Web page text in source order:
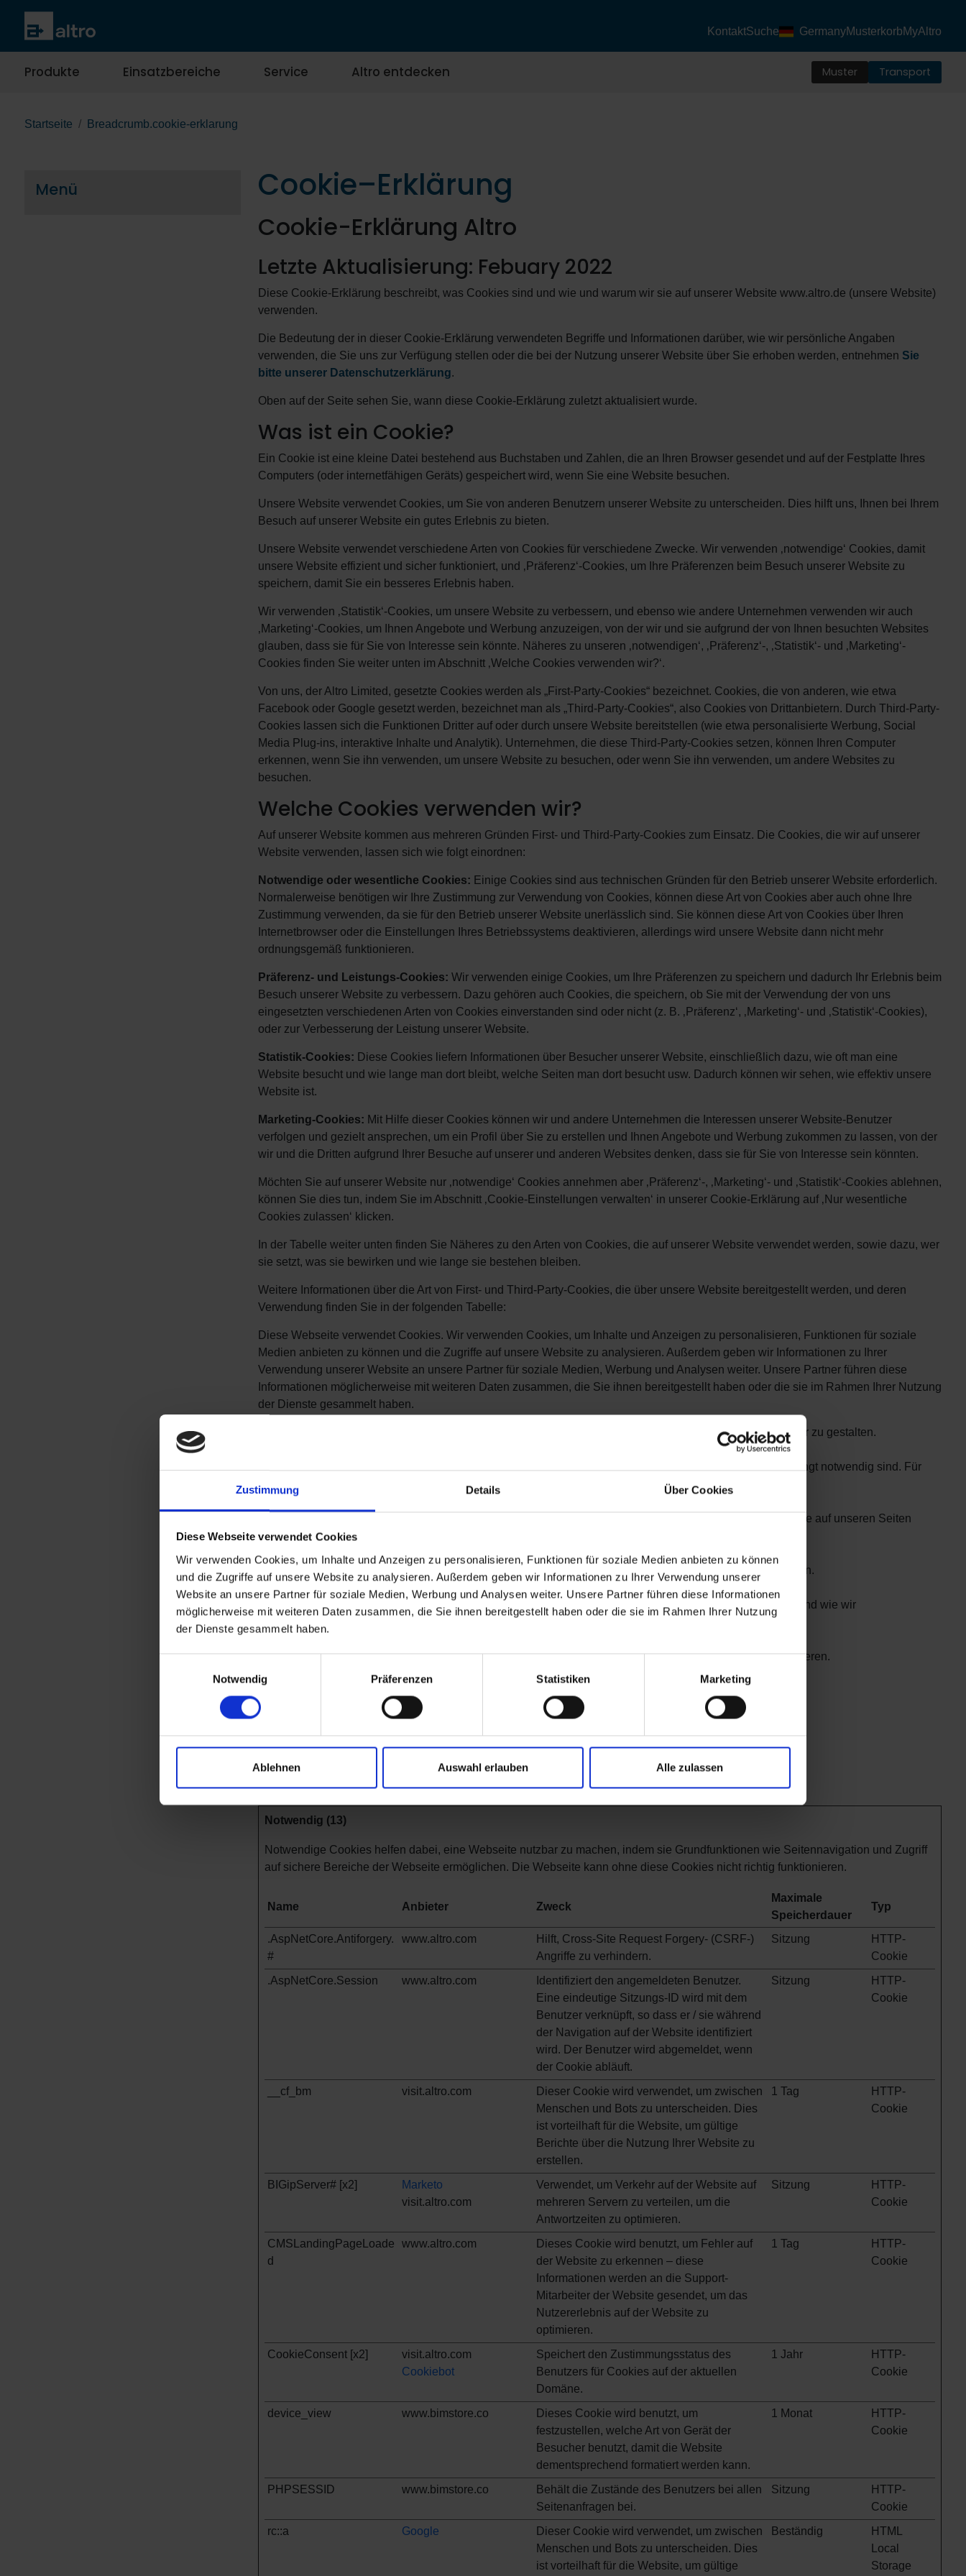
Zustimmung Details Über Cookies
Diese Webseite verwendet Cookies
Wir verwenden Cookies, um Inhalte und Anzeigen zu personalisieren, Funktionen für soziale Medien anbieten zu können
und die Zugriffe auf unsere Website zu analysieren. Außerdem geben wir Informationen zu Ihrer Verwendung unserer
Website an unsere Partner für soziale Medien, Werbung und Analysen weiter. Unsere Partner führen diese Informationen
möglicherweise mit weiteren Daten zusammen, die Sie ihnen bereitgestellt haben oder die sie im Rahmen Ihrer Nutzung
der Dienste gesammelt haben.
Notwendig
Präferenzen Statistiken Marketing
Ablehnen Auswahl erlauben Alle zulassen
KontaktSuche GermanyMusterkorbMyAltro
Produkte Einsatzbereiche Service Altro entdecken Muster Transport
Startseite Breadcrumb.cookie-erklarung
Menü Cookie–Erklärung
Cookie-Erklärung Altro
Letzte Aktualisierung: Febuary 2022
Diese Cookie-Erklärung beschreibt, was Cookies sind und wie und warum wir sie auf unserer Website www.altro.de (unsere Website)
verwenden.
Die Bedeutung der in dieser Cookie-Erklärung verwendeten Begriffe und Informationen darüber, wie wir persönliche Angaben
verwenden, die Sie uns zur Verfügung stellen oder die bei der Nutzung unserer Website über Sie erhoben werden, entnehmen Sie
bitte unserer Datenschutzerklärung.
Oben auf der Seite sehen Sie, wann diese Cookie-Erklärung zuletzt aktualisiert wurde.
Was ist ein Cookie?
Ein Cookie ist eine kleine Datei bestehend aus Buchstaben und Zahlen, die an Ihren Browser gesendet und auf der Festplatte Ihres
Computers (oder internetfähigen Geräts) gespeichert wird, wenn Sie eine Website besuchen.
Unsere Website verwendet Cookies, um Sie von anderen Benutzern unserer Website zu unterscheiden. Dies hilft uns, Ihnen bei Ihrem
Besuch auf unserer Website ein gutes Erlebnis zu bieten.
Unsere Website verwendet verschiedene Arten von Cookies für verschiedene Zwecke. Wir verwenden ‚notwendige‘ Cookies, damit
unsere Website effizient und sicher funktioniert, und ‚Präferenz‘-Cookies, um Ihre Präferenzen beim Besuch unserer Website zu
speichern, damit Sie ein besseres Erlebnis haben.
Wir verwenden ‚Statistik‘-Cookies, um unsere Website zu verbessern, und ebenso wie andere Unternehmen verwenden wir auch
‚Marketing‘-Cookies, um Ihnen Angebote und Werbung anzuzeigen, von der wir und sie aufgrund der von Ihnen besuchten Websites
glauben, dass sie für Sie von Interesse sein könnte. Näheres zu unseren ‚notwendigen‘, ‚Präferenz‘-, ‚Statistik‘- und ‚Marketing‘-
Cookies finden Sie weiter unten im Abschnitt ‚Welche Cookies verwenden wir?‘.
Von uns, der Altro Limited, gesetzte Cookies werden als „First-Party-Cookies“ bezeichnet. Cookies, die von anderen, wie etwa
Facebook oder Google gesetzt werden, bezeichnet man als „Third-Party-Cookies“, also Cookies von Drittanbietern. Durch Third-Party-
Cookies lassen sich die Funktionen Dritter auf oder durch unsere Website bereitstellen (wie etwa personalisierte Werbung, Social
Media Plug-ins, interaktive Inhalte und Analytik). Unternehmen, die diese Third-Party-Cookies setzen, können Ihren Computer
erkennen, wenn Sie ihn verwenden, um unsere Website zu besuchen, oder wenn Sie ihn verwenden, um andere Websites zu
besuchen.
Welche Cookies verwenden wir?
Auf unserer Website kommen aus mehreren Gründen First- und Third-Party-Cookies zum Einsatz. Die Cookies, die wir auf unserer
Website verwenden, lassen sich wie folgt einordnen:
Notwendige oder wesentliche Cookies: Einige Cookies sind aus technischen Gründen für den Betrieb unserer Website erforderlich.
Normalerweise benötigen wir Ihre Zustimmung zur Verwendung von Cookies, können diese Art von Cookies aber auch ohne Ihre
Zustimmung verwenden, da sie für den Betrieb unserer Website unerlässlich sind. Sie können diese Art von Cookies über Ihren
Internetbrowser oder die Einstellungen Ihres Betriebssystems deaktivieren, allerdings wird unsere Website dann nicht mehr
ordnungsgemäß funktionieren.
Präferenz- und Leistungs-Cookies: Wir verwenden einige Cookies, um Ihre Präferenzen zu speichern und dadurch Ihr Erlebnis beim
Besuch unserer Website zu verbessern. Dazu gehören auch Cookies, die speichern, ob Sie mit der Verwendung der von uns
eingesetzten verschiedenen Arten von Cookies einverstanden sind oder nicht (z. B. ‚Präferenz‘, ‚Marketing‘- und ‚Statistik‘-Cookies),
oder zur Verbesserung der Leistung unserer Website.
Statistik-Cookies: Diese Cookies liefern Informationen über Besucher unserer Website, einschließlich dazu, wie oft man eine
Website besucht und wie lange man dort bleibt, welche Seiten man dort besucht usw. Dadurch können wir sehen, wie effektiv unsere
Website ist.
Marketing-Cookies: Mit Hilfe dieser Cookies können wir und andere Unternehmen die Interessen unserer Website-Benutzer
verfolgen und gezielt ansprechen, um ein Profil über Sie zu erstellen und Ihnen Angebote und Werbung zukommen zu lassen, von der
wir und die Dritten aufgrund Ihrer Besuche auf unserer und anderen Websites denken, dass sie für Sie von Interesse sein könnten.
Möchten Sie auf unserer Website nur ‚notwendige‘ Cookies annehmen aber ‚Präferenz‘-, ‚Marketing‘- und ‚Statistik‘-Cookies ablehnen,
können Sie dies tun, indem Sie im Abschnitt ‚Cookie-Einstellungen verwalten‘ in unserer Cookie-Erklärung auf ‚Nur wesentliche
Cookies zulassen‘ klicken.
In der Tabelle weiter unten finden Sie Näheres zu den Arten von Cookies, die auf unserer Website verwendet werden, sowie dazu, wer
sie setzt, was sie bewirken und wie lange sie bestehen bleiben.
Weitere Informationen über die Art von First- und Third-Party-Cookies, die über unsere Website bereitgestellt werden, und deren
Verwendung finden Sie in der folgenden Tabelle:
Diese Webseite verwendet Cookies. Wir verwenden Cookies, um Inhalte und Anzeigen zu personalisieren, Funktionen für soziale
Medien anbieten zu können und die Zugriffe auf unsere Website zu analysieren. Außerdem geben wir Informationen zu Ihrer
Verwendung unserer Website an unsere Partner für soziale Medien, Werbung und Analysen weiter. Unsere Partner führen diese
Informationen möglicherweise mit weiteren Daten zusammen, die Sie ihnen bereitgestellt haben oder die sie im Rahmen Ihrer Nutzung
der Dienste gesammelt haben.
Cookies sind kleine Textdateien, die von Webseiten verwendet werden, um die Benutzererfahrung effizienter zu gestalten.
Laut Gesetz können wir Cookies auf Ihrem Gerät speichern, wenn diese für den Betrieb dieser Seite unbedingt notwendig sind. Für
alle anderen Cookie-Typen benötigen wir Ihre Erlaubnis.
Diese Seite verwendet unterschiedliche Cookie-Typen. Einige Cookies werden von Drittparteien platziert, die auf unseren Seiten
erscheinen.
Sie können Ihre Einwilligung jederzeit von der Cookie-Erklärung auf unserer Website ändern oder widerrufen.
Erfahren Sie in unserer Datenschutzrichtlinie mehr darüber, wer wir sind, wie Sie uns kontaktieren können und wie wir
personenbezogene Daten verarbeiten.
Bitte geben Sie Ihre Einwilligungs-ID und das Datum an, wenn Sie uns bezüglich Ihrer Einwilligung kontaktieren.
Ihre Einwilligung trifft auf die folgenden Domains zu: www.altro.com/de/
Notwendig (13)
Notwendige Cookies helfen dabei, eine Webseite nutzbar zu machen, indem sie Grundfunktionen wie Seitennavigation und Zugriff
auf sichere Bereiche der Webseite ermöglichen. Die Webseite kann ohne diese Cookies nicht richtig funktionieren.
Name Anbieter Zweck
Maximale
Speicherdauer
Typ
.AspNetCore.Antiforgery.
#
www.altro.com
Hilft, Cross-Site Request Forgery- (CSRF-)
Angriffe zu verhindern.
Sitzung
HTTP-
Cookie
.AspNetCore.Session
www.altro.com
Identifiziert den angemeldeten Benutzer.
Eine eindeutige Sitzungs-ID wird mit dem
Benutzer verknüpft, so dass er / sie während
der Navigation auf der Website identifiziert
wird. Der Benutzer wird abgemeldet, wenn
der Cookie abläuft.
Sitzung
HTTP-
Cookie
__cf_bm visit.altro.com
Dieser Cookie wird verwendet, um zwischen
Menschen und Bots zu unterscheiden. Dies
ist vorteilhaft für die Website, um gültige
Berichte über die Nutzung Ihrer Website zu
erstellen.
1 Tag
HTTP-
Cookie
BIGipServer# [x2]
Marketo
visit.altro.com
Verwendet, um Verkehr auf der Website auf
mehreren Servern zu verteilen, um die
Antwortzeiten zu optimieren.
Sitzung
HTTP-
Cookie
CMSLandingPageLoade
d
www.altro.com
Dieses Cookie wird benutzt, um Fehler auf
der Website zu erkennen – diese
Informationen werden an die Support-
Mitarbeiter der Website gesendet, um das
Nutzererlebnis auf der Website zu
optimieren.
1 Tag
HTTP-
Cookie
CookieConsent [x2]
visit.altro.com
Cookiebot
Speichert den Zustimmungsstatus des
Benutzers für Cookies auf der aktuellen
Domäne.
1 Jahr
HTTP-
Cookie
device_view www.bimstore.co
Dieses Cookie wird benutzt, um
festzustellen, welche Art von Gerät der
Besucher benutzt, damit die Website
dementsprechend formatiert werden kann.
1 Monat
HTTP-
Cookie
PHPSESSID www.bimstore.co
Behält die Zustände des Benutzers bei allen
Seitenanfragen bei.
Sitzung
HTTP-
Cookie
rc::a
Google
Dieser Cookie wird verwendet, um zwischen
Menschen und Bots zu unterscheiden. Dies
ist vorteilhaft für die Website, um gültige
Beständig
HTML
Local
Storage